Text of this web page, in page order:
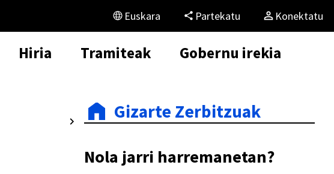
Euskara Partekatu Konektatu
Hiria Tramiteak Gobernu irekia
Gizarte Zerbitzuak
Nola jarri harremanetan?